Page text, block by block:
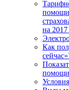
помощи
на 2017
Как
помощи